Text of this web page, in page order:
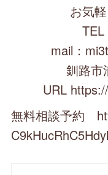
お気
mail：
釧路市
URL
無料相談予約